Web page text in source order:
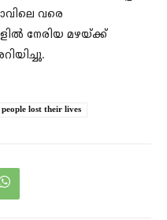
വരെ
നേരിയ മഴയ്ക്ക്
lost their lives